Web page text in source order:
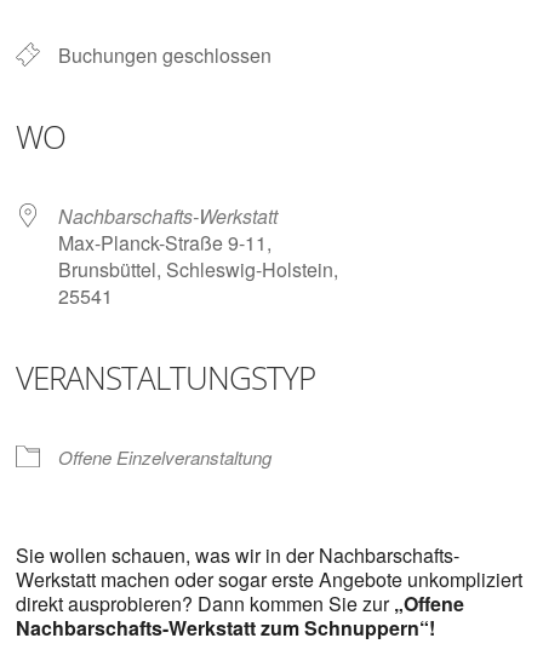
Buchungen geschlossen
WO
Nachbarschafts-Werkstatt
Max-Planck-Straße 9-11,
Brunsbüttel, Schleswig-Holstein,
25541
VERANSTALTUNGSTYP
Offene Einzelveranstaltung
Sie wollen schauen, was wir in der Nachbarschafts-
Werkstatt machen oder sogar erste Angebote unkompliziert
direkt ausprobieren? Dann kommen Sie zur„Offene
Nachbarschafts-Werkstatt zum Schnuppern“!